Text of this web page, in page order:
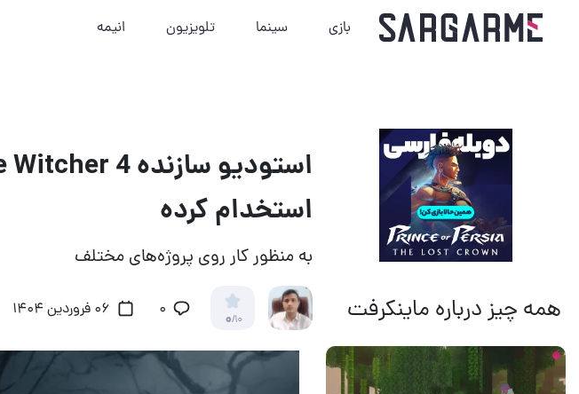
بازی سینما تلویزیون انیمه
همه چیز درباره ماینکرفت
19 ساعت قبل
استخدام کرده
به منظور کار روی پروژه‌های مختلف
0/10 ۰ 06 فروردین 1404